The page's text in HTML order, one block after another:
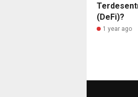
(DeFi)?
1 year ago